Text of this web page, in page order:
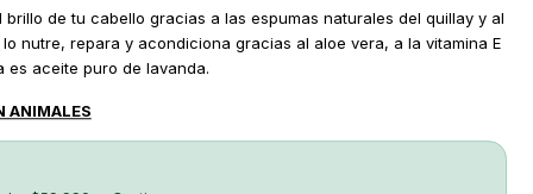
de tu cabello gracias a las espumas naturales del quillay y al
nutre, repara y acondiciona gracias al aloe vera, a la vitamina E
es aceite puro de lavanda.
ANIMALES